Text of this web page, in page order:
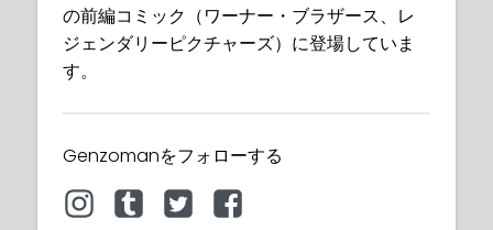
の前編コミック（ワーナー・ブラザース、レ
ジェンダリーピクチャーズ）に登場していま
す。
Genzomanをフォローする